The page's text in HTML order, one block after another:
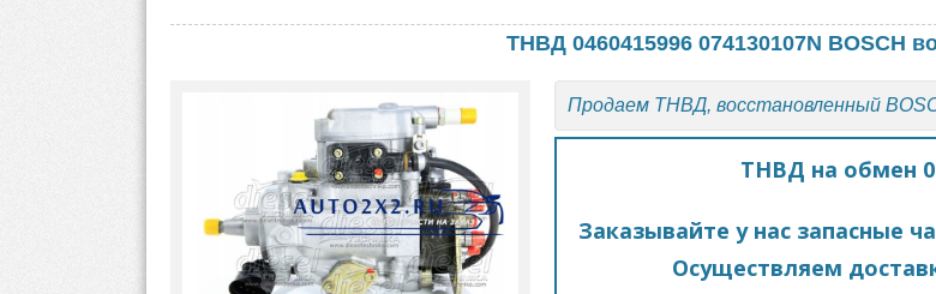
ТНВД 0460415996 074130107N BOSCH
Продаем ТНВД, восстановленный
ТНВД на обмен
Заказывайте у нас запасные
Осуществляем